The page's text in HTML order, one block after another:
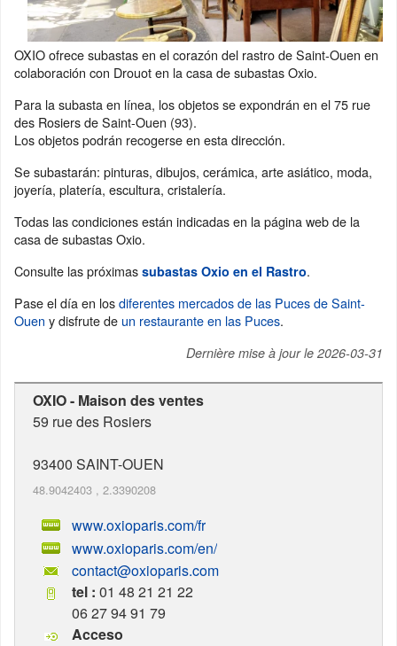
OXIO ofrece subastas en el corazón del rastro de Saint-Ouen en
colaboración con Drouot en la casa de subastas Oxio.
Para la subasta en línea, los objetos se expondrán en el 75 rue
des Rosiers de Saint-Ouen (93).
Los objetos podrán recogerse en esta dirección.
Se subastarán: pinturas, dibujos, cerámica, arte asiático, moda,
joyería, platería, escultura, cristalería.
Todas las condiciones están indicadas en la página web de la
casa de subastas Oxio.
Consulte las próximas subastas Oxio en el Rastro.
Pase el día en losdiferentes mercados de las Puces de Saint-
Ouen y disfrute de un restaurante en las Puces.
Dernière mise à jour le 2026-03-31
OXIO - Maison des ventes
59 rue des Rosiers
93400 SAINT-OUEN
48.9042403 , 2.3390208
www.oxioparis.com/fr
www.oxioparis.com/en/
contact@oxioparis.com
tel : 01 48 21 21 22
06 27 94 91 79
Acceso